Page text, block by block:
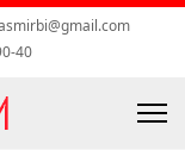
40